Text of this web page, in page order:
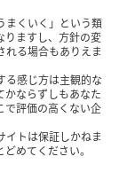
まくいく」という類
りますし、方針の変
れる場合もありえま
る感じ方は主観的な
かならずしもあなた
で評価の高くない企
イトは保証しかねま
めてください。